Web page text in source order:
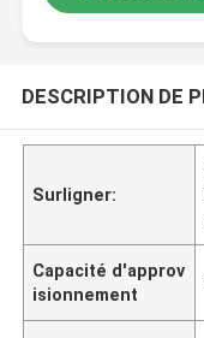
DESCRIPTION DE
Surligner:
Capacité d'approv
isionnement